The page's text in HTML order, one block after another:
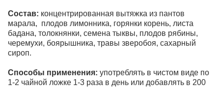
Состав: концентрированная вытяжка из пантов
марала, плодов лимонника, горянки корень, листа
бадана, толокнянки, семена тыквы, плодов рябины,
черемухи, боярышника, травы зверобоя, сахарный
сироп.
Способы применения: употреблять в чистом виде по
1-2 чайной ложке 1-3 раза в день или добавлять в 200